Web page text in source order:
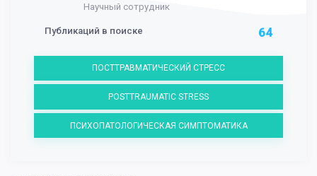
Научный сотрудник
Публикаций в поиске 64
ПОСТТРАВМАТИЧЕСКИЙ СТРЕСС
POSTTRAUMATIC STRESS
ПСИХОПАТОЛОГИЧЕСКАЯ СИМПТОМАТИКА